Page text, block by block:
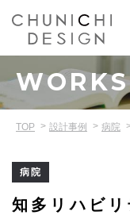
WORKS
TOP 設計事例 病院
病院
知多リハビ